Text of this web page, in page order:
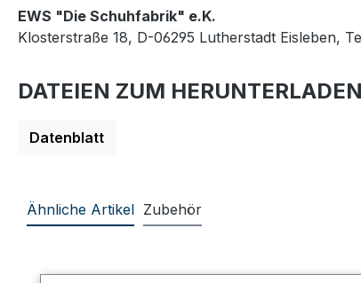
EWS "Die Schuhfabrik" e.K.
Klosterstraße 18, D-06295 Lutherstadt Eisleben,
DATEIEN ZUM HERUNTERLADEN
Datenblatt
Ähnliche Artikel Zubehör